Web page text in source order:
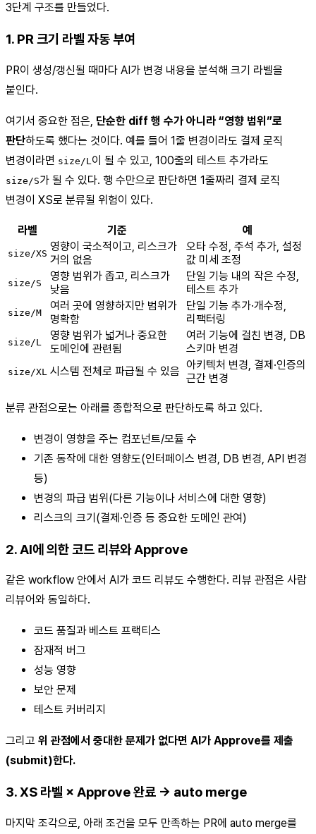
3단계 구조를 만들었다.
1. PR 크기 라벨 자동 부여
PR이 생성/갱신될 때마다 AI가 변경 내용을 분석해 크기 라벨을
붙인다.
여기서 중요한 점은, 단순한 diff 행 수가 아니라 “영향 범위”로
판단하도록 했다는 것이다. 예를 들어 1줄 변경이라도 결제 로직
변경이라면 size/L 이 될 수 있고, 100줄의 테스트 추가라도
size/S가 될 수 있다. 행 수만으로 판단하면 1줄짜리 결제 로직
변경이 XS로 분류될 위험이 있다.
라벨 기준 예
size/XS
영향이 국소적이고, 리스크가
거의 없음
오타 수정, 주석 추가, 설정
값 미세 조정
size/S
영향 범위가 좁고, 리스크가
낮음
단일 기능 내의 작은 수정,
테스트 추가
size/M
여러 곳에 영향하지만 범위가
명확함
단일 기능 추가·개수정,
리팩터링
size/L
영향 범위가 넓거나 중요한
도메인에 관련됨
여러 기능에 걸친 변경, DB
스키마 변경
size/XL 시스템 전체로 파급될 수 있음 아키텍처 변경, 결제·인증의
근간 변경
분류 관점으로는 아래를 종합적으로 판단하도록 하고 있다.
변경이 영향을 주는 컴포넌트/모듈 수
기존 동작에 대한 영향도(인터페이스 변경, DB 변경, API 변경
등)
변경의 파급 범위(다른 기능이나 서비스에 대한 영향)
리스크의 크기(결제·인증 등 중요한 도메인 관여)
2. AI에 의한 코드 리뷰와 Approve
같은 workflow 안에서 AI가 코드 리뷰도 수행한다. 리뷰 관점은 사람
리뷰어와 동일하다.
코드 품질과 베스트 프랙티스
잠재적 버그
성능 영향
보안 문제
테스트 커버리지
그리고 위 관점에서 중대한 문제가 없다면 AI가 Approve를 제출
(submit)한다.
3. XS 라벨 × Approve 완료 → auto merge
마지막 조각으로, 아래 조건을 모두 만족하는 PR에 auto merge를